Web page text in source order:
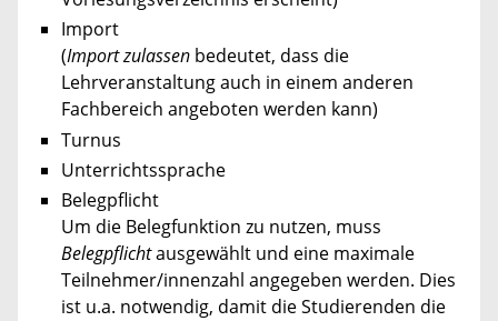
Import
(Import zulassen bedeutet, dass die
Lehrveranstaltung auch in einem anderen
Fachbereich angeboten werden kann)
Turnus
Unterrichtssprache
Belegpflicht
Um die Belegfunktion zu nutzen, muss
Belegpflichtausgewählt und eine maximale
Teilnehmer/innenzahl angegeben werden. Dies
ist u.a. notwendig, damit die Studierenden die